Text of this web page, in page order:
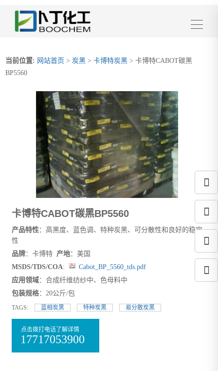
当前位置: 网站首页 >炭黑 >卡博特炭黑 > 卡博特CABOT碳黑
BP5560
卡博特CABOT碳黑BP5560
产品特性：高黑度、蓝色调、特种炭黑、可分散性和良好的稳定
性
品牌：卡博特 产地：美国
MSDS/TDS/COA:
Cabot_BP_5560_tds.pdf
应用领域：合成纤维纺纱中、色母料中
包装规格：20公斤/包
TAGS: 蓝相炭黑 特种炭黑 易分散炭黑
点击拨打电话了解详情
17717053900